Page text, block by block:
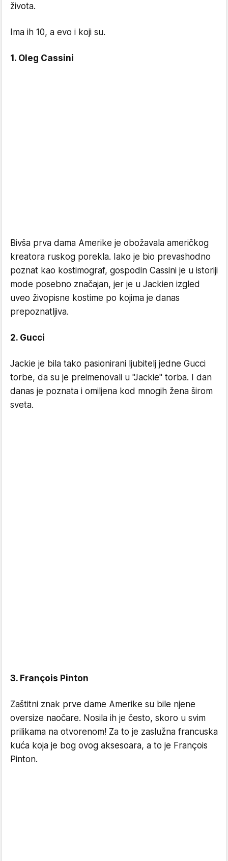
života.
Ima ih 10, a evo i koji su.
1. Oleg Cassini
Bivša prva dama Amerike je obožavala američkog
kreatora ruskog porekla. Iako je bio prevashodno
poznat kao kostimograf, gospodin Cassini je u istoriji
mode posebno značajan, jer je u Jackien izgled
uveo živopisne kostime po kojima je danas
prepoznatljiva.
2. Gucci
Jackie je bila tako pasionirani ljubitelj jedne Gucci
torbe, da su je preimenovali u "Jackie" torba. I dan
danas je poznata i omiljena kod mnogih žena širom
sveta.
3. François Pinton
Zaštitni znak prve dame Amerike su bile njene
oversize naočare. Nosila ih je često, skoro u svim
prilikama na otvorenom! Za to je zaslužna francuska
kuća koja je bog ovog aksesoara, a to je François
Pinton.